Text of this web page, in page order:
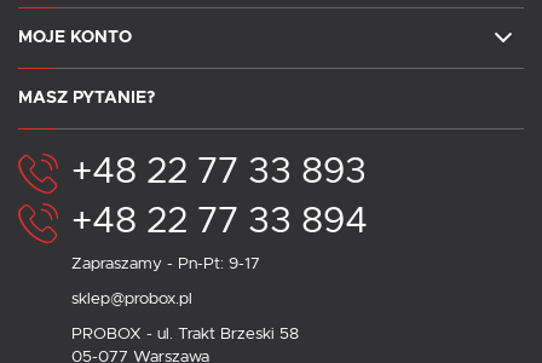
MOJE KONTO
MASZ PYTANIE?
+48 22 77 33 893
+48 22 77 33 894
Zapraszamy - Pn-Pt: 9-17
sklep@probox.pl
PROBOX - ul. Trakt Brzeski 58
05-077 Warszawa